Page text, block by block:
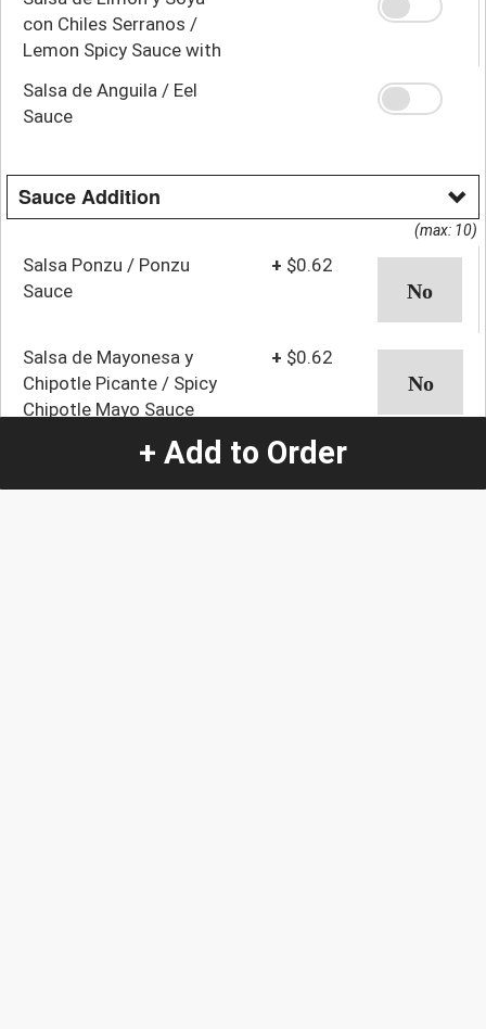
con Chiles Serranos /
Lemon Spicy Sauce with
Salsa de Anguila / Eel
Sauce
Sauce Addition
(max: 10)
Salsa Ponzu / Ponzu
Sauce
+ $0.62
Salsa de Mayonesa y
Chipotle Picante / Spicy
Chipotle Mayo Sauce
+ $0.62
Salsa de Limon y Soya
+$0.62
+ Add to Order